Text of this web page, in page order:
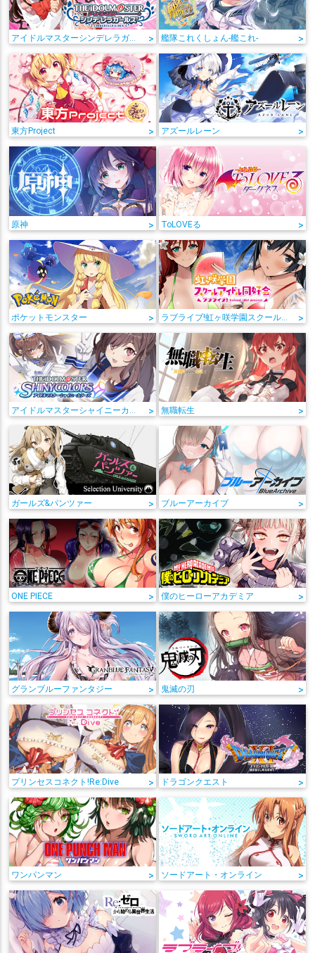
アイドルマスターシンデレラガールズ > 艦隊これくしょん-艦これ- >
東方Project > アズールレーン >
原神 > ToLOVEる >
ポケットモンスター > >
> 無職転生 >
ガールズ&パンツァー > ブルーアーカイブ >
ONE PIECE > 僕のヒーローアカデミア >
グランブルーファンタジー > 鬼滅の刃 >
プリンセスコネクト!Re:Dive > ドラゴンクエスト >
ワンパンマン > ソードアート・オンライン >